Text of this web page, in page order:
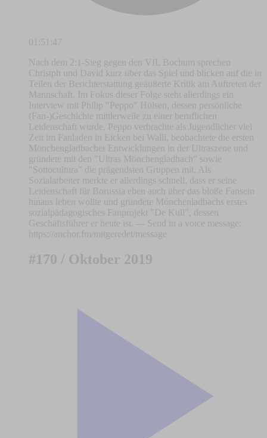
01:51:47
Nach dem 2:1-Sieg gegen den VfL Bochum sprechen
Christph und David kurz über das Spiel und blicken auf die in
Teilen der Berichterstattung geäußerte Kritik am Auftreten der
Mannschaft. Im Fokus dieser Folge steht allerdings ein
Interview mit Philip "Peppo" Hülsen, dessen persönliche
(Fan-)Geschichte mittlerweile zu einer beruflichen
Leidenschaft wurde. Peppo verbrachte als Jugendlicher viel
Zeit im Fanladen in Eicken bei Walli, beobachtete die ersten
Mönchengladbacher Entwicklungen in der Ultraszene und
gründete mit den "Ultras Mönchengladbach" sowie
"Sottocultura" die prägendsten Gruppen mit. Als
Sozialarbeiter merkte er allerdings schnell, dass er seine
Leidenschaft für Borussia eben auch über das bloße Fansein
hinaus leben wollte und gründete Mönchenladbachs erstes
sozialpädagogisches Fanprojekt "De Kull", dessen
Geschäftsführer er heute ist. --- Send in a voice message:
https://anchor.fm/mitgeredet/message
#170 / Oktober 2019